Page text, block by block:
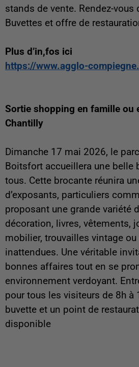
stands de vente. Rendez-vous
Buvettes et offre de
Plus d’in,fos ici
https://www.agglo-
Sortie shopping en famille ou
Chantilly
Dimanche 17 mai 2026, le
Boitsfort accueillera une belle
tous. Cette brocante réunira
d’exposants, particuliers
proposant une grande variété
décoration, livres, vêtements,
mobilier, trouvailles vintage
inattendues. Une véritable
bonnes affaires tout en se
environnement verdoyant.
pour tous les visiteurs de 8h à
buvette et un point de
disponible